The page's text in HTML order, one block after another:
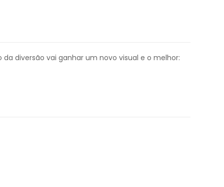
diversão vai ganhar um novo visual e o melhor: